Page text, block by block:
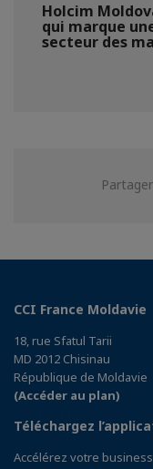
Holcim
qui marque
secteur des
CCI France Moldavie
18, rue Sfatul Tarii
MD 2012 Chisinau
République de Moldavie
(Accéder au plan)
Téléchargez
Accélérez votre